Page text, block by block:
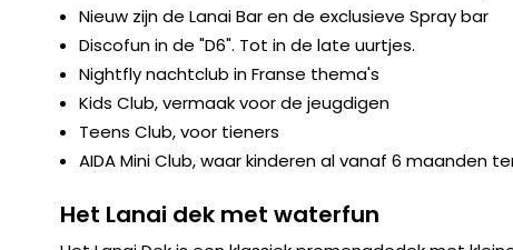
Nieuw zijn de Lanai Bar en de exclusieve Spray bar
Discofun in de "D6". Tot in de late uurtjes.
Nightfly nachtclub in Franse thema's
Kids Club, vermaak voor de jeugdigen
Teens Club, voor tieners
AIDA Mini Club, waar kinderen al vanaf 6 maanden
Het Lanai dek met waterfun